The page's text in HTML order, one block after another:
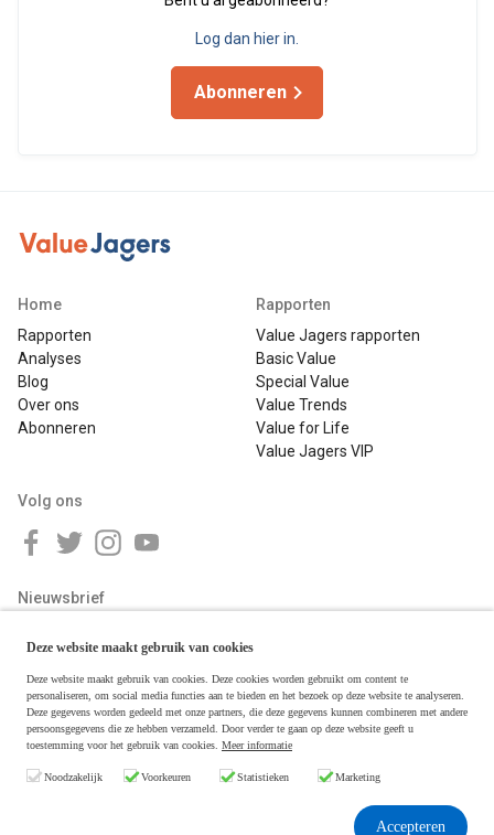
Log dan hier in.
Abonneren
Home
Rapporten
Analyses
Blog
Over ons
Abonneren
Rapporten
Value Jagers rapporten
Basic Value
Special Value
Value Trends
Value for Life
Value Jagers VIP
Volg ons
Nieuwsbrief
Deze website maakt gebruik van cookies
Deze website maakt gebruik van cookies. Deze cookies worden gebruikt om content te
personaliseren, om social media functies aan te bieden en het bezoek op deze website te analyseren.
Deze gegevens worden gedeeld met onze partners, die deze gegevens kunnen combineren met andere
persoonsgegevens die ze hebben verzameld. Door verder te gaan op deze website geeft u
toestemming voor het gebruik van cookies. Meer informatie
Noodzakelijk Voorkeuren Statistieken Marketing
Accepteren